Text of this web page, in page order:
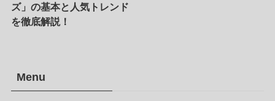
ズ」の基本と人気トレンド
を徹底解説！
Menu